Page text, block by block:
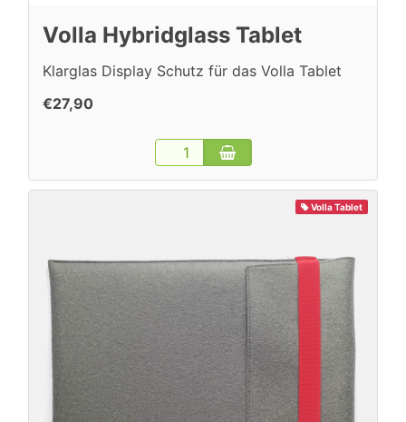
Volla Hybridglass Tablet
Klarglas Display Schutz für das Volla Tablet
€27,90
Volla Tablet